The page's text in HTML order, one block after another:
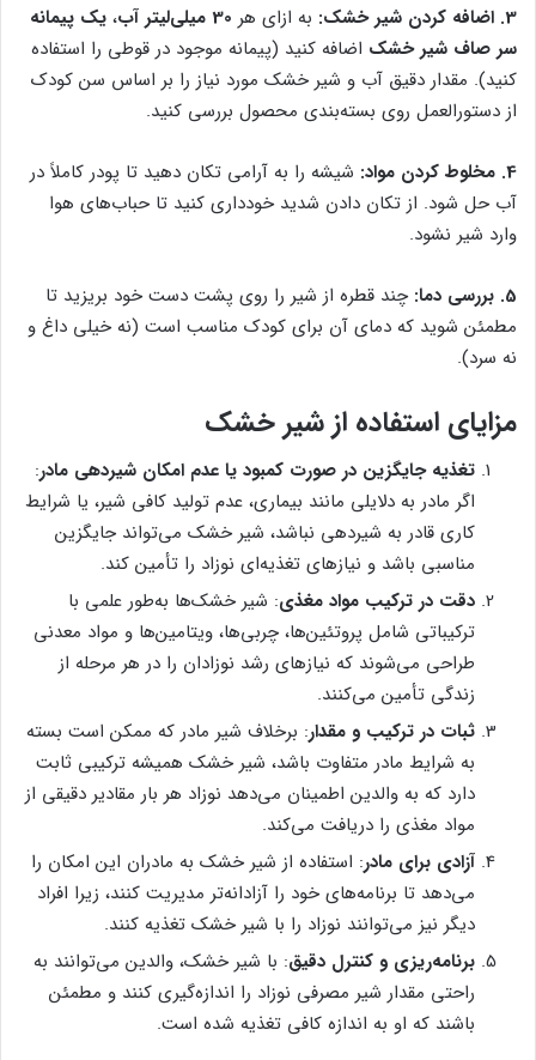
3. اضافه کردن شیر خشک: به ازای هر 30 میلی‌لیتر آب ، یک پیمانه
سر صاف شیر خشک اضافه کنید (پیمانه موجود در قوطی را استفاده
کنید). مقدار دقیق آب و شیر خشک مورد نیاز را بر اساس سن کودک
از دستورالعمل روی بسته‌بندی محصول بررسی کنید.
4. مخلوط کردن مواد:
شیشه را به آرامی تکان دهید تا پودر کاملاً در
آب حل شود. از تکان دادن شدید خودداری کنید تا حباب‌های هوا
وارد شیر نشود.
5. بررسی دما:
چند قطره از شیر را روی پشت دست خود بریزید تا
مطمئن شوید که دمای آن برای کودک مناسب است (نه خیلی داغ و
نه سرد).
مزایای استفاده از شیر خشک
تغذیه جایگزین در صورت کمبود یا عدم امکان شیردهی مادر:
اگر مادر به دلایلی مانند بیماری، عدم تولید کافی شیر، یا شرایط
کاری قادر به شیردهی نباشد، شیر خشک می‌تواند جایگزین
مناسبی باشد و نیازهای تغذیه‌ای نوزاد را تأمین کند.
دقت در ترکیب مواد مغذی: شیر خشک‌ها به‌طور علمی با
ترکیباتی شامل پروتئین‌ها، چربی‌ها، ویتامین‌ها و مواد معدنی
طراحی می‌شوند که نیازهای رشد نوزادان را در هر مرحله از
زندگی تأمین می‌کنند.
ثبات در ترکیب و مقدار: برخلاف شیر مادر که ممکن است بسته
به شرایط مادر متفاوت باشد، شیر خشک همیشه ترکیبی ثابت
دارد که به والدین اطمینان می‌دهد نوزاد هر بار مقادیر دقیقی از
مواد مغذی را دریافت می‌کند.
آزادی برای مادر: استفاده از شیر خشک به مادران این امکان را
می‌دهد تا برنامه‌های خود را آزادانه‌تر مدیریت کنند، زیرا افراد
دیگر نیز می‌توانند نوزاد را با شیر خشک تغذیه کنند.
برنامه‌ریزی و کنترل دقیق: با شیر خشک، والدین می‌توانند به
راحتی مقدار شیر مصرفی نوزاد را اندازه‌گیری کنند و مطمئن
باشند که او به اندازه کافی تغذیه شده است.